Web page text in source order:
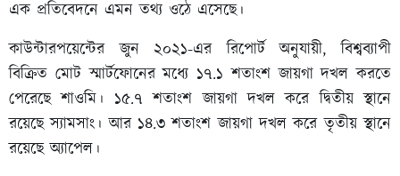
এক প্রতিবেদনে এমন তথ্য ওঠে এসেছে।
কাউন্টারপয়েন্টের জুন ২০২১-এর রিপোর্ট অনুযায়ী, বিশ্বব্যাপী
বিক্রিত মোট স্মার্টফোনের মধ্যে ১৭.১ শতাংশ জায়গা দখল করতে
পেরেছে শাওমি। ১৫.৭ শতাংশ জায়গা দখল করে দ্বিতীয় স্থানে
রয়েছে স্যামসাং। আর ১৪.৩ শতাংশ জায়গা দখল করে তৃতীয় স্থানে
রয়েছে অ্যাপেল।